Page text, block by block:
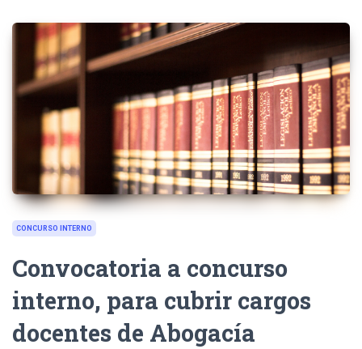
CONCURSO INTERNO
Convocatoria a concurso
interno, para cubrir cargos
docentes de Abogacía